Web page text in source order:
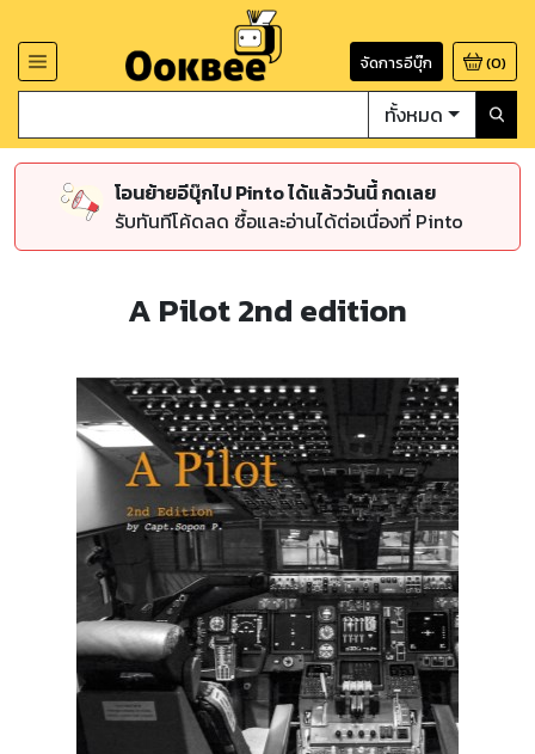
จัดการอีบุ๊ก (0)
ทั้งหมด
โอนย้ายอีบุ๊กไป Pinto ได้แล้ววันนี้ กดเลย
รับทันทีโค้ดลด ซื้อและอ่านได้ต่อเนื่องที่ Pinto
A Pilot 2nd edition